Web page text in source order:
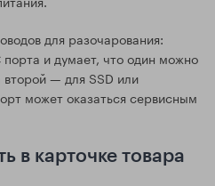
для разочарования:
порта и думает, что один можно
второй — для SSD или
может оказаться сервисным
в карточке товара